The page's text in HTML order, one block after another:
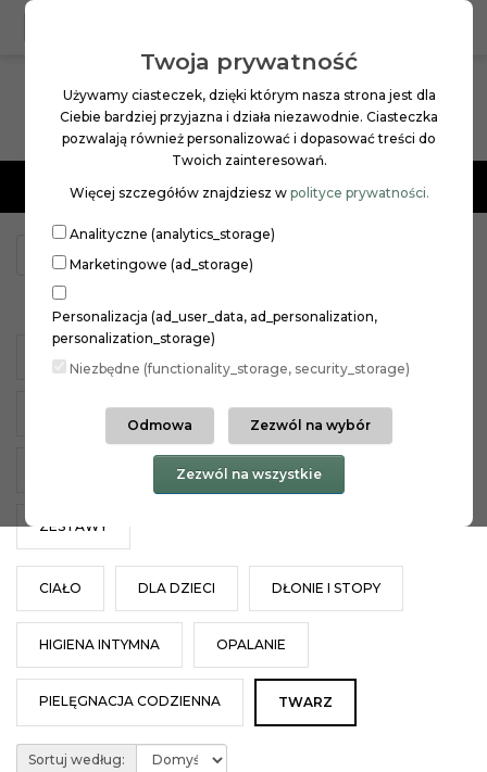
Twoja prywatność
Używamy ciasteczek, dzięki którym nasza strona jest dla
Ciebie bardziej przyjazna i działa niezawodnie. Ciasteczka
pozwalają również personalizować i dopasować treści do
Twoich zainteresowań.
Więcej szczegółów znajdziesz w polityce prywatności.
Analityczne (analytics_storage)
Marketingowe (ad_storage)
Personalizacja (ad_user_data, ad_personalization,
personalization_storage)
Niezbędne (functionality_storage, security_storage)
Odmowa Zezwól na wybór
Zezwól na wszystkie
Menu
TWARZ
KREMY NA DZIEŃ
KREMY POD OCZY MASECZKI
OCZYSZCZANIE I DEMAKIJAŻ SERUM
ZESTAWY
CIAŁO DLA DZIECI DŁONIE I STOPY
HIGIENA INTYMNA OPALANIE
PIELĘGNACJA CODZIENNA TWARZ
Sortuj według: